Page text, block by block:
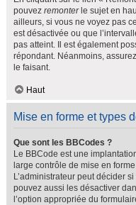
pouvez remonterle sujet en
ailleurs, si vous ne voyez pas
est désactivée ou que
pas atteint. Il est également
répondant. Néanmoins,
le faisant.
Haut
Mise en forme et types
Que sont les BBCodes ?
Le BBCode est une
large contrôle de mise en
L’administrateur peut décider
pouvez aussi les désactiver
l’option appropriée du